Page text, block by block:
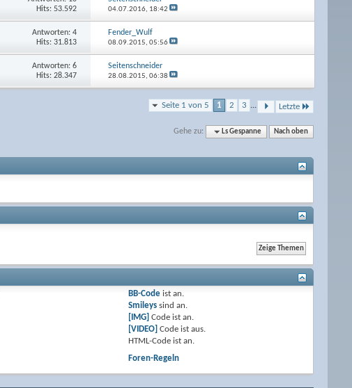
Hits: 53.592
04.07.2016, 18:42
Antworten: 4
Hits: 31.813
Fender_Wulf
08.09.2015, 05:56
Antworten: 6
Hits: 28.347
Seitenschneider
28.08.2015, 06:38
Seite 1 von 5 1 2 3 ... Letzte
Gehe zu: Ls Gespanne Nach oben
BB-Code istan.
Smileys sindan.
[IMG] Code istan.
[VIDEO] Code istaus.
HTML-Code istan.
Foren-Regeln